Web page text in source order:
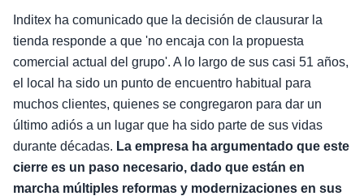
Inditex ha comunicado que la decisión de clausurar la
tienda responde a que 'no encaja con la propuesta
comercial actual del grupo'. A lo largo de sus casi 51 años,
el local ha sido un punto de encuentro habitual para
muchos clientes, quienes se congregaron para dar un
último adiós a un lugar que ha sido parte de sus vidas
durante décadas. La empresa ha argumentado que este
cierre es un paso necesario, dado que están en
marcha múltiples reformas y modernizaciones en sus